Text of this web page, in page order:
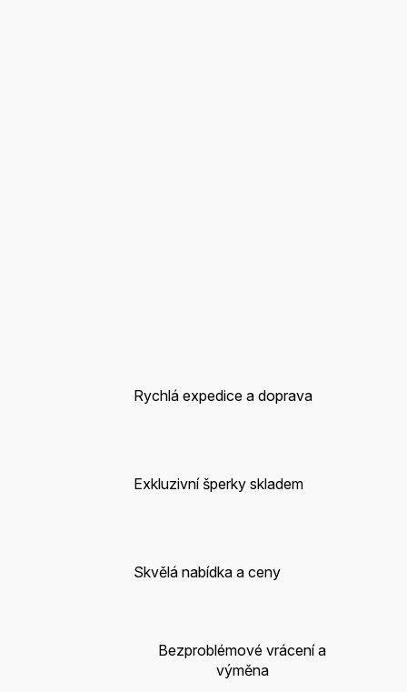
Rychlá expedice a doprava
Exkluzivní šperky skladem
Skvělá nabídka a ceny
Bezproblémové vrácení a
výměna